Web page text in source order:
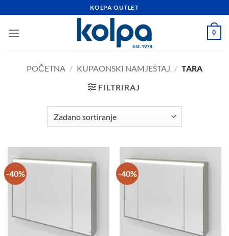
content
KOLPA OUTLET
0
POČETNA / KUPAONSKI NAMJEŠTAJ / TARA
FILTRIRAJ
-40% -40%